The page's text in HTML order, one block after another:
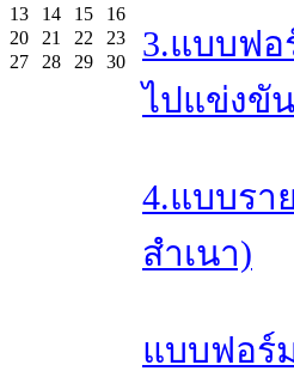
13 14 15
16
20 21 22
23
27 28 29
30
3.แบบฟอ
ไปแข่งขั
4.แบบรา
สำเนา)
แบบฟอร์